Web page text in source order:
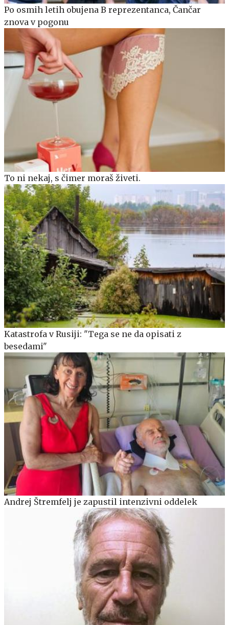
Po osmih letih obujena B reprezentanca, Čančar
znova v pogonu
To ni nekaj, s čimer moraš živeti.
Katastrofa v Rusiji: "Tega se ne da opisati z
besedami"
Andrej Štremfelj je zapustil intenzivni oddelek